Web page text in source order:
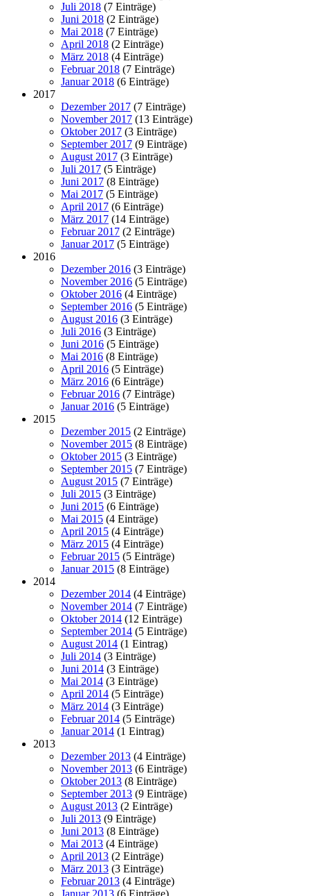
Juli 2018 (7 Einträge)
Juni 2018 (2 Einträge)
Mai 2018 (7 Einträge)
April 2018 (2 Einträge)
März 2018 (4 Einträge)
Februar 2018 (7 Einträge)
Januar 2018 (6 Einträge)
2017
Dezember 2017 (7 Einträge)
November 2017 (13 Einträge)
Oktober 2017 (3 Einträge)
September 2017 (9 Einträge)
August 2017 (3 Einträge)
Juli 2017 (5 Einträge)
Juni 2017 (8 Einträge)
Mai 2017 (5 Einträge)
April 2017 (6 Einträge)
März 2017 (14 Einträge)
Februar 2017 (2 Einträge)
Januar 2017 (5 Einträge)
2016
Dezember 2016 (3 Einträge)
November 2016 (5 Einträge)
Oktober 2016 (4 Einträge)
September 2016 (5 Einträge)
August 2016 (3 Einträge)
Juli 2016 (3 Einträge)
Juni 2016 (5 Einträge)
Mai 2016 (8 Einträge)
April 2016 (5 Einträge)
März 2016 (6 Einträge)
Februar 2016 (7 Einträge)
Januar 2016 (5 Einträge)
2015
Dezember 2015 (2 Einträge)
November 2015 (8 Einträge)
Oktober 2015 (3 Einträge)
September 2015 (7 Einträge)
August 2015 (7 Einträge)
Juli 2015 (3 Einträge)
Juni 2015 (6 Einträge)
Mai 2015 (4 Einträge)
April 2015 (4 Einträge)
März 2015 (4 Einträge)
Februar 2015 (5 Einträge)
Januar 2015 (8 Einträge)
2014
Dezember 2014 (4 Einträge)
November 2014 (7 Einträge)
Oktober 2014 (12 Einträge)
September 2014 (5 Einträge)
August 2014 (1 Eintrag)
Juli 2014 (3 Einträge)
Juni 2014 (3 Einträge)
Mai 2014 (3 Einträge)
April 2014 (5 Einträge)
März 2014 (3 Einträge)
Februar 2014 (5 Einträge)
Januar 2014 (1 Eintrag)
2013
Dezember 2013 (4 Einträge)
November 2013 (6 Einträge)
Oktober 2013 (8 Einträge)
September 2013 (9 Einträge)
August 2013 (2 Einträge)
Juli 2013 (9 Einträge)
Juni 2013 (8 Einträge)
Mai 2013 (4 Einträge)
April 2013 (2 Einträge)
März 2013 (3 Einträge)
Februar 2013 (4 Einträge)